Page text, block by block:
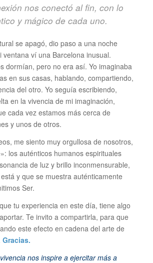
nos conectó al fin, con lo
y mágico de cada uno.
se apagó, dio paso a una noche
ventana ví una Barcelona inusual.
dormían, pero no era así. Yo imaginaba
en sus casas, hablando, compartiendo,
del otro. Yo seguía escribiendo,
en la vivencia de mi imaginación,
cada vez estamos más cerca de
y unos de otros.
me siento muy orgullosa de nosotros,
los auténticos humanos espirituales
de luz y brillo inconmensurable,
y que se muestra auténticamente
Ser.
tu experiencia en este día, tiene algo
Te invito a compartirla, para que
este efecto en cadena del arte de
Gracias.
nos inspire a ejercitar más a